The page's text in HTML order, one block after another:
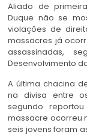
Aliado de
Duque não se
violações de
massacres já
assassinadas,
Desenvolvimento
A última chacina
na divisa entre
segundo
massacre ocorreu
seis jovens foram